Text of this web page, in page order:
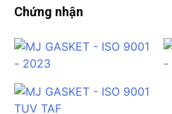
Chứng nhận